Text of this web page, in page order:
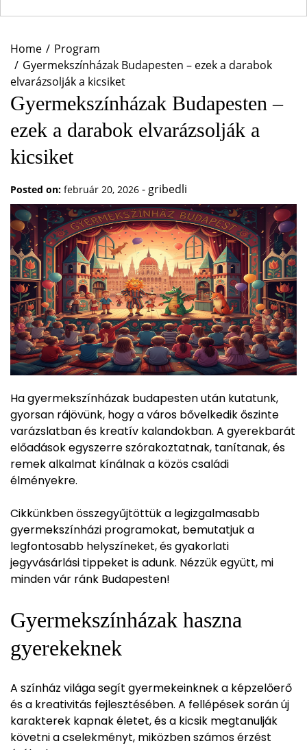
Home
Program
Gyermekszínházak Budapesten – ezek a darabok
elvarázsolják a kicsiket
Gyermekszínházak Budapesten –
ezek a darabok elvarázsolják a
kicsiket
Posted on: február 20, 2026 - gribedli
Ha gyermekszínházak budapesten után kutatunk,
gyorsan rájövünk, hogy a város bővelkedik őszinte
varázslatban és kreatív kalandokban. A gyerekbarát
előadások egyszerre szórakoztatnak, tanítanak, és
remek alkalmat kínálnak a közös családi
élményekre.
Cikkünkben összegyűjtöttük a legizgalmasabb
gyermekszínházi programokat, bemutatjuk a
legfontosabb helyszíneket, és gyakorlati
jegyvásárlási tippeket is adunk. Nézzük együtt, mi
minden vár ránk Budapesten!
Gyermekszínházak haszna
gyerekeknek
A színház világa segít gyermekeinknek a képzelőerő
és a kreativitás fejlesztésében. A fellépések során új
karakterek kapnak életet, és a kicsik megtanulják
követni a cselekményt, miközben számos érzést